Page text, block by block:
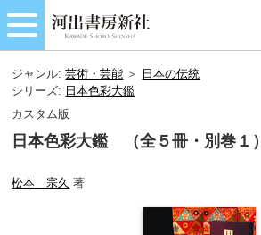
ジャンル:芸術・芸能 ＞
日本の伝統
シリーズ: 日本色彩大鑑
カスタム版
日本色彩大鑑 （全５冊・別巻１）
松本 宗久 著